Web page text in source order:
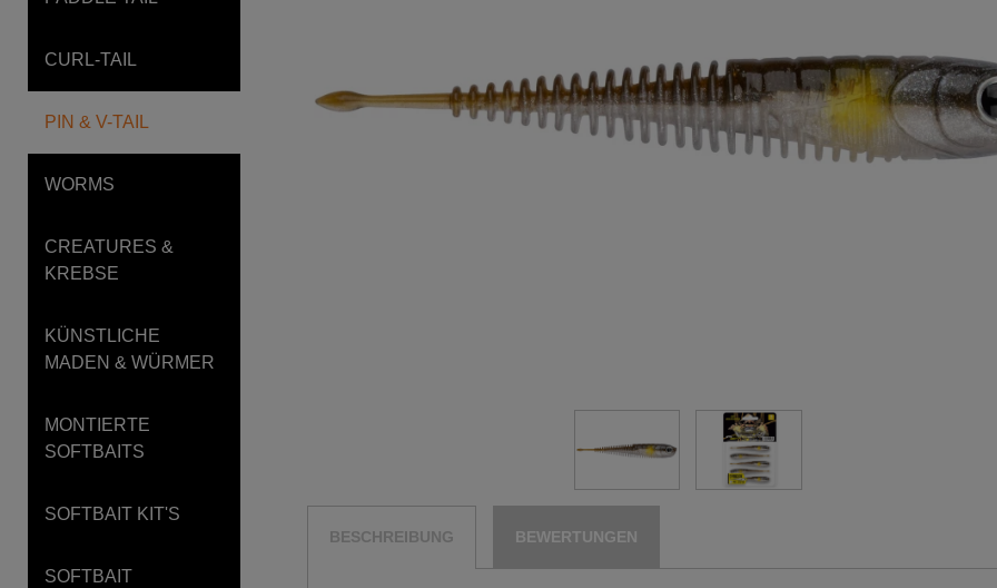
CURL-TAIL
PIN & V-TAIL
WORMS
CREATURES &
KREBSE
KÜNSTLICHE
MADEN & WÜRMER
MONTIERTE
SOFTBAITS
SOFTBAIT KIT'S
SOFTBAIT
BESCHREIBUNG BEWERTUNGEN